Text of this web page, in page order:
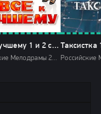
Всё к лучшему 1 и 2 сезон
Российские Мелодрамы 2015 2017 Домашний мини-сериалы HD
Таксистка